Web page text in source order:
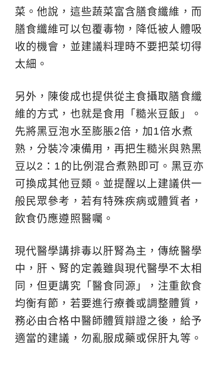
菜。他說，這些蔬菜富含膳食纖維，而
膳食纖維可以包覆毒物，降低被人體吸
收的機會，並建議料理時不要把菜切得
太細。
另外，陳俊成也提供從主食攝取膳食纖
維的方式，也就是食用「糙米豆飯」。
先將黑豆泡水至膨脹2倍，加1倍水煮
熟，分裝冷凍備用，再把生糙米與熟黑
豆以2：1的比例混合煮熟即可。黑豆亦
可換成其他豆類。並提醒以上建議供一
般民眾參考，若有特殊疾病或體質者，
飲食仍應遵照醫囑。
現代醫學講排毒以肝腎為主，傳統醫學
中，肝、腎的定義雖與現代醫學不太相
同，但更講究「醫食同源」，注重飲食
均衡有節，若要進行療養或調整體質，
務必由合格中醫師體質辯證之後，給予
適當的建議，勿亂服成藥或保肝丸等。